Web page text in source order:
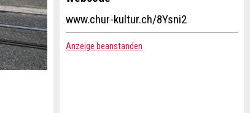
www.chur-kultur.ch/8Ysni2
Anzeige beanstanden